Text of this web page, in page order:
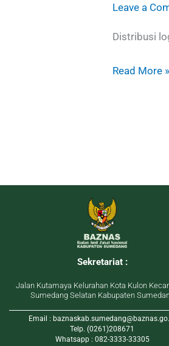
Leave a
Distribusi
Read More »
Sekretariat :
Jalan Kutamaya Kelurahan Kota Kulon
Sumedang Selatan Kabupaten
Email :
Telp. (0261)208671
Whatsapp : 082-3333-33305